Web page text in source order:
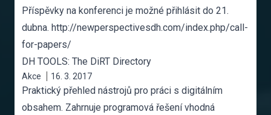
Příspěvky na konferenci je možné přihlásit do 21.
dubna. http://newperspectivesdh.com/index.php/call-
for-papers/
DH TOOLS: The DiRT Directory
Akce 16. 3. 2017
Praktický přehled nástrojů pro práci s digitálním
obsahem. Zahrnuje programová řešení vhodná